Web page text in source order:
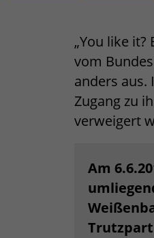
„You like
vom
anders aus.
Zugang zu
verweigert
Am